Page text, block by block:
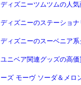
ディズニーツムツムの人
ディズニーのステーショ
ディズニーのスーベニア
ユニベア関連グッズの高
ーズ モーヴ ソーダ＆メロ